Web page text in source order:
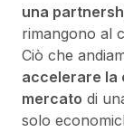
una
rimangono al
Ciò che
accelerare la
mercato di
solo